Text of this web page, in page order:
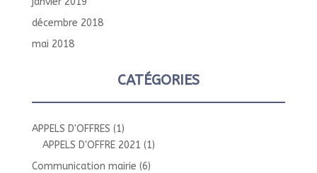
décembre 2018
mai 2018
CATÉGORIES
APPELS D'OFFRES (1)
APPELS D'OFFRE 2021 (1)
Communication mairie (6)